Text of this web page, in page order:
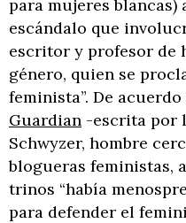
para mujeres
escándalo que
escritor y profesor de
género, quien se
feminista”. De
Guardian -escrita por
Schwyzer, hombre
blogueras feministas,
trinos “había
para defender el